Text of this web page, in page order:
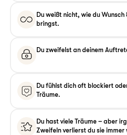
Du weißt nicht, wie du Wunsch
bringst.
Du zweifelst an deinem
Du fühlst dich oft blockiert
Träume.
Du hast viele Träume – aber
Zweifeln verlierst du sie immer